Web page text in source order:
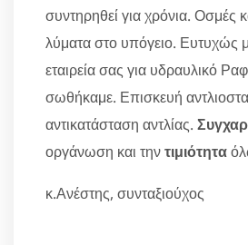
συντηρηθεί για χρόνια. Οσμές
λύματα στο υπόγειο. Ευτυχώς
εταιρεία σας για υδραυλικό
σωθήκαμε. Επισκευή
αντικατάσταση αντλίας.
οργάνωση και τηντιμιότητα
κ.Ανέστης, συνταξιούχος